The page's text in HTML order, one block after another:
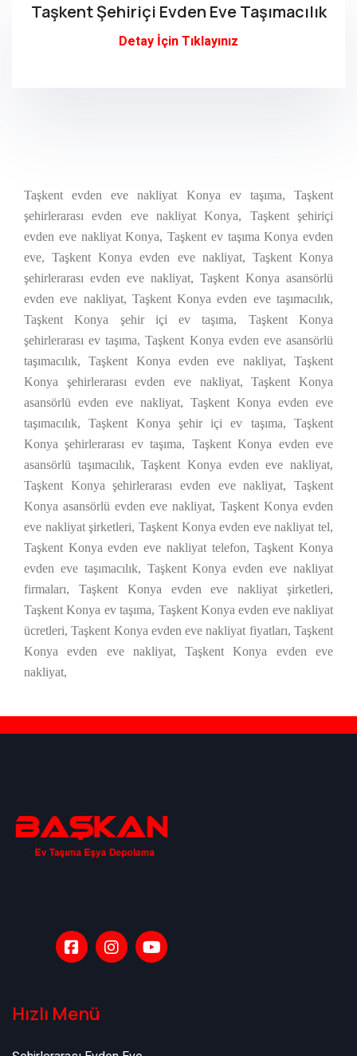
Taşkent Şehiriçi Evden Eve Taşımacılık
Detay İçin Tıklayınız
Taşkent evden eve nakliyat Konya ev taşıma, Taşkent
şehirlerarası evden eve nakliyat Konya, Taşkent şehiriçi
evden eve nakliyat Konya, Taşkent ev taşıma Konya evden
eve, Taşkent Konya evden eve nakliyat, Taşkent Konya
şehirlerarası evden eve nakliyat, Taşkent Konya asansörlü
evden eve nakliyat, Taşkent Konya evden eve taşımacılık,
Taşkent Konya şehir içi ev taşıma, Taşkent Konya
şehirlerarası ev taşıma, Taşkent Konya evden eve asansörlü
taşımacılık, Taşkent Konya evden eve nakliyat, Taşkent
Konya şehirlerarası evden eve nakliyat, Taşkent Konya
asansörlü evden eve nakliyat, Taşkent Konya evden eve
taşımacılık, Taşkent Konya şehir içi ev taşıma, Taşkent
Konya şehirlerarası ev taşıma, Taşkent Konya evden eve
asansörlü taşımacılık, Taşkent Konya evden eve nakliyat,
Taşkent Konya şehirlerarası evden eve nakliyat, Taşkent
Konya asansörlü evden eve nakliyat, Taşkent Konya evden
eve nakliyat şirketleri, Taşkent Konya evden eve nakliyat tel,
Taşkent Konya evden eve nakliyat telefon, Taşkent Konya
evden eve taşımacılık, Taşkent Konya evden eve nakliyat
firmaları, Taşkent Konya evden eve nakliyat şirketleri,
Taşkent Konya ev taşıma, Taşkent Konya evden eve nakliyat
ücretleri, Taşkent Konya evden eve nakliyat fiyatları, Taşkent
Konya evden eve nakliyat, Taşkent Konya evden eve
nakliyat,
Hızlı Menü